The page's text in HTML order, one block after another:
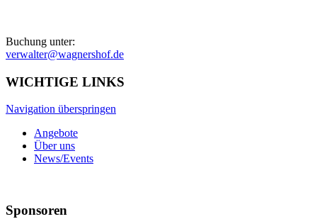
Buchung unter:
verwalter@wagnershof.de
WICHTIGE LINKS
Navigation überspringen
Angebote
Über uns
News/Events
Sponsoren